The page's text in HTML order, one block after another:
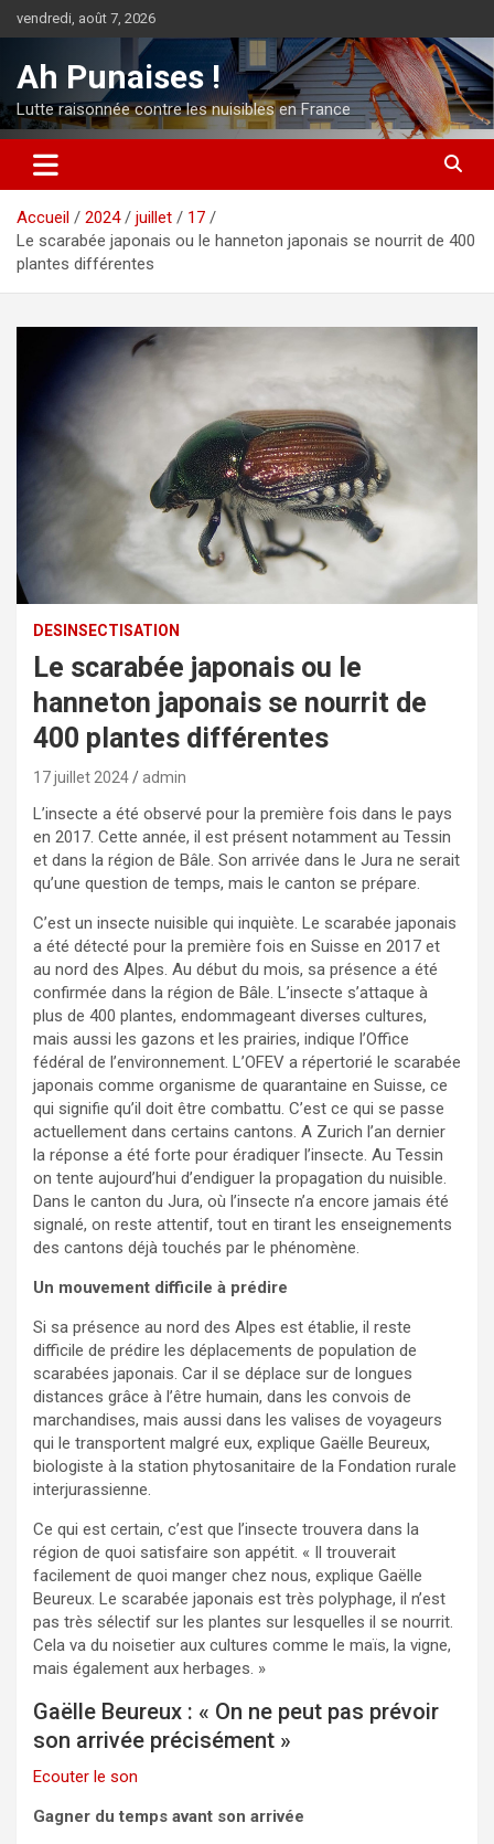
au
vendredi, août 7, 2026
Ah Punaises !
Lutte raisonnée contre les nuisibles en France
Accueil 2024 juillet
17
Le scarabée japonais ou le hanneton japonais se nourrit de 400
plantes différentes
DESINSECTISATION
Le scarabée japonais ou le
hanneton japonais se nourrit de
400 plantes différentes
17 juillet 2024 admin
L’insecte a été observé pour la première fois dans le pays
en 2017. Cette année, il est présent notamment au Tessin
et dans la région de Bâle. Son arrivée dans le Jura ne serait
qu’une question de temps, mais le canton se prépare.
C’est un insecte nuisible qui inquiète. Le scarabée japonais
a été détecté pour la première fois en Suisse en 2017 et
au nord des Alpes. Au début du mois, sa présence a été
confirmée dans la région de Bâle. L’insecte s’attaque à
plus de 400 plantes, endommageant diverses cultures,
mais aussi les gazons et les prairies, indique l’Office
fédéral de l’environnement. L’OFEV a répertorié le scarabée
japonais comme organisme de quarantaine en Suisse, ce
qui signifie qu’il doit être combattu. C’est ce qui se passe
actuellement dans certains cantons. A Zurich l’an dernier
la réponse a été forte pour éradiquer l’insecte. Au Tessin
on tente aujourd’hui d’endiguer la propagation du nuisible.
Dans le canton du Jura, où l’insecte n’a encore jamais été
signalé, on reste attentif, tout en tirant les enseignements
des cantons déjà touchés par le phénomène.
Un mouvement difficile à prédire
Si sa présence au nord des Alpes est établie, il reste
difficile de prédire les déplacements de population de
scarabées japonais. Car il se déplace sur de longues
distances grâce à l’être humain, dans les convois de
marchandises, mais aussi dans les valises de voyageurs
qui le transportent malgré eux, explique Gaëlle Beureux,
biologiste à la station phytosanitaire de la Fondation rurale
interjurassienne.
Ce qui est certain, c’est que l’insecte trouvera dans la
région de quoi satisfaire son appétit. « Il trouverait
facilement de quoi manger chez nous, explique Gaëlle
Beureux. Le scarabée japonais est très polyphage, il n’est
pas très sélectif sur les plantes sur lesquelles il se nourrit.
Cela va du noisetier aux cultures comme le maïs, la vigne,
mais également aux herbages. »
Gaëlle Beureux : « On ne peut pas prévoir
son arrivée précisément »
Ecouter le son
Gagner du temps avant son arrivée